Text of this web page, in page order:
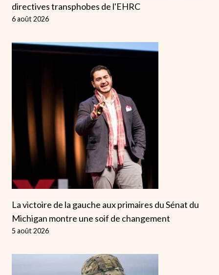
directives transphobes de l'EHRC
6 août 2026
La victoire de la gauche aux primaires du Sénat du
Michigan montre une soif de changement
5 août 2026